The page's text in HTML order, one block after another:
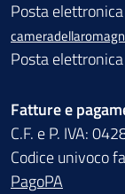
Posta
Posta
Fatture e
C.F. e P. IVA:
Codice univoco
PagoPA